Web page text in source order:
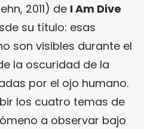
2011) de I Am Dive
su título: esas
son visibles durante el
la oscuridad de la
por el ojo humano.
los cuatro temas de
a observar bajo